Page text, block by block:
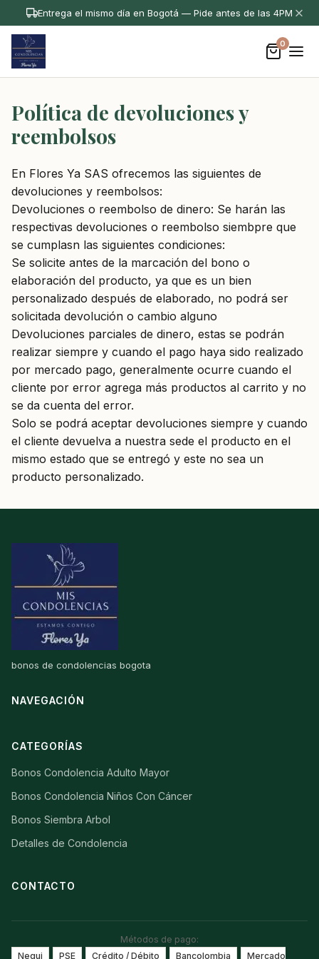
Entrega el mismo día en Bogotá — Pide antes de las 4PM
0
Política de devoluciones y
reembolsos
En Flores Ya SAS ofrecemos las siguientes de
devoluciones y reembolsos:
Devoluciones o reembolso de dinero: Se harán las
respectivas devoluciones o reembolso siembpre que
se cumplasn las siguientes condiciones:
Se solicite antes de la marcación del bono o
elaboración del producto, ya que es un bien
personalizado después de elaborado, no podrá ser
solicitada devolución o cambio alguno
Devoluciones parciales de dinero, estas se podrán
realizar siempre y cuando el pago haya sido realizado
por mercado pago, generalmente ocurre cuando el
cliente por error agrega más productos al carrito y no
se da cuenta del error.
Solo se podrá aceptar devoluciones siempre y cuando
el cliente devuelva a nuestra sede el producto en el
mismo estado que se entregó y este no sea un
producto personalizado.
bonos de condolencias bogota
NAVEGACIÓN
CATEGORÍAS
Bonos Condolencia Adulto Mayor
Bonos Condolencia Niños Con Cáncer
Bonos Siembra Arbol
Detalles de Condolencia
CONTACTO
Métodos de pago:
Nequi
PSE Crédito / Débito Bancolombia Mercado